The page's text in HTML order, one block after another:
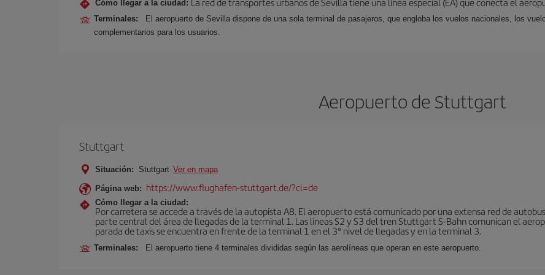
Cómo llegar a la ciudad:
Terminales:
El aeropuerto de Sevilla dispone de una sola terminal de pasajeros, que engloba los vuelos nacionales, los
complementarios para los usuarios.
Aeropuerto de Stuttgart
Stuttgart
Situación: Stuttgart Ver en mapa
Página web: https://www.flughafen-stuttgart.de/?cl=de
Cómo llegar a la ciudad:
Por carretera se accede a través de la autopista A8. El aeropuerto está comunicado por una extensa red de
parte central del área de llegadas de la terminal 1. Las líneas S2 y S3 del tren Stuttgart S-Bahn comunican el
parada de taxis se encuentra en frente de la terminal 1 en el 3° nivel de llegadas y en la terminal 3.
Terminales: El aeropuerto tiene 4 terminales divididas según las aerolíneas que operan en este aeropuerto.